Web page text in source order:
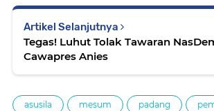
Artikel Selanjutnya
Tegas! Luhut Tolak Tawaran
Cawapres Anies
asusila mesum padang